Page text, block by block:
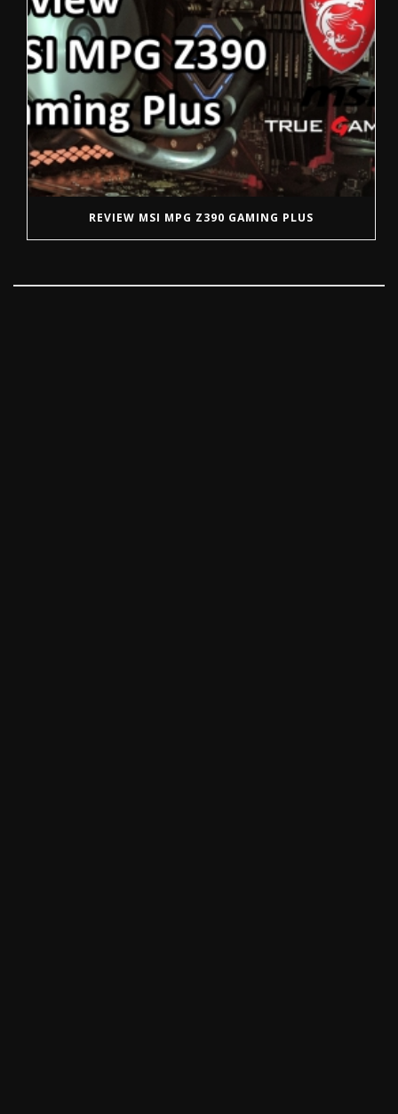
REVIEW MSI MPG Z390 GAMING PLUS